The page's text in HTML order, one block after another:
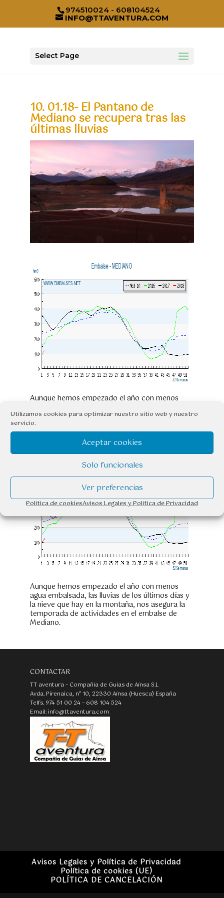
Utilizamos cookies para optimizar nuestro sitio web y nuestro
servicio.
Aceptar cookies
Solo funcionales
Ver preferencias
Política de cookiesAvisos Legales y Política de Privacidad
974510024 - 608104524
INFO@TTAVENTURA.COM
Select Page
10. 01.18- El Pantano de
Mediano se recupera tras las
últimas lluvias
Aunque hemos empezado el año con menos
la nieve que hay en la montaña, nos asegura la
temporada de actividades en el embalse de
Mediano.
Aunque hemos empezado el año con menos
agua embalsada, las lluvias de los últimos días y
la nieve que hay en la montaña, nos asegura la
temporada de actividades en el embalse de
Mediano.
CONTACTAR
TT aventura – Compañía de Guías de Aínsa S.L
Avda. Pirenaica, nº 10, 22330 Aínsa (Huesca) España
Telfs. 974 51 00 24 – 608 104 524
Email: info@ttaventura.com
Avisos Legales y Política de Privacidad
Política de cookies (UE)
POLÍTICA DE CANCELACIÓN